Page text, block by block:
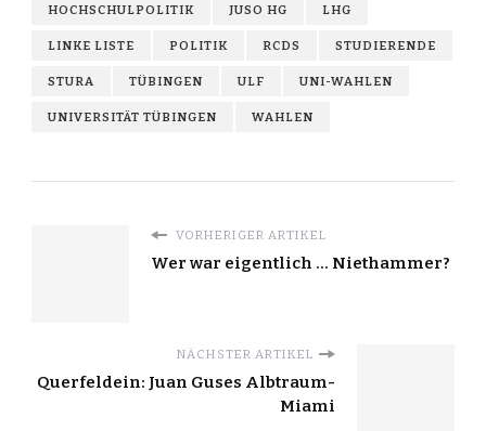
HOCHSCHULPOLITIK JUSO HG LHG
LINKE LISTE POLITIK RCDS STUDIERENDE
STURA TÜBINGEN ULF UNI-WAHLEN
UNIVERSITÄT TÜBINGEN WAHLEN
VORHERIGER ARTIKEL
Wer war eigentlich ... Niethammer?
NÄCHSTER ARTIKEL
Querfeldein: Juan Guses Albtraum-
Miami